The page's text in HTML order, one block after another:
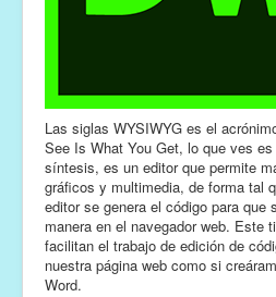
Las siglas WYSIWYG es el
See Is What You Get, lo que ves
síntesis, es un editor que permite
gráficos y multimedia, de forma tal
editor se genera el código para que
manera en el navegador web. Este
facilitan el trabajo de edición de
nuestra página web como si
Word.